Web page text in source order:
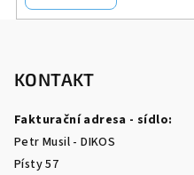
KONTAKT
Fakturační adresa - sídlo:
Petr Musil - DIKOS
Písty 57